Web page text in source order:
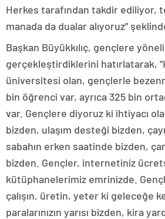
Herkes tarafından takdir ediliyor,
manada da dualar alıyoruz”
Başkan Büyükkılıç, gençlere
gerçekleştirdiklerini hatırlatarak,
üniversitesi olan, gençlerle
bin öğrenci var, ayrıca 325 bin
var. Gençlere diyoruz ki ihtiyacı
bizden, ulaşım desteği bizden,
sabahın erken saatinde bizden,
bizden. Gençler, internetiniz
kütüphanelerimiz emrinizde.
çalışın, üretin, yeter ki geleceğe
paralarınızın yarısı bizden, kira